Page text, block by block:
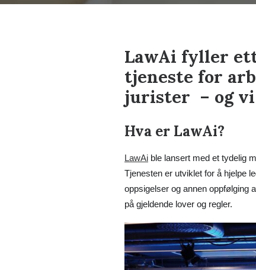
LawAi fyller
tjeneste for
jurister – og vi
Hva er LawAi?
LawAi ble lansert med et tydelig
Tjenesten er utviklet for å hjelpe
oppsigelser og annen oppfølging
på gjeldende lover og regler.